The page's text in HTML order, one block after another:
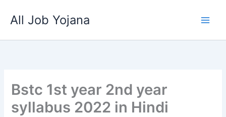
All Job Yojana
Bstc 1st year 2nd year
syllabus 2022 in Hindi